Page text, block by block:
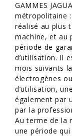
GAMMES
métropolitaine
réalisé au plus
machine, et au
période de
d’utilisation. Il
mois suivants
électrogènes
d’utilisation,
également par
par la
Au terme de la
une période